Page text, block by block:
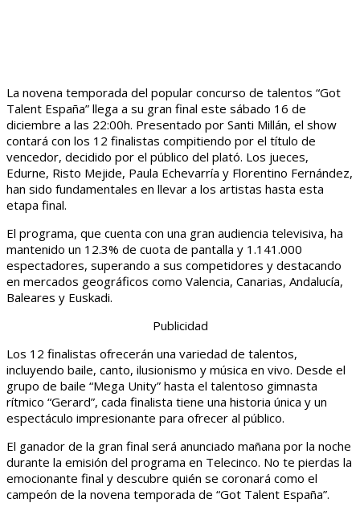
La novena temporada del popular concurso de talentos “Got
Talent España” llega a su gran final este sábado 16 de
diciembre a las 22:00h. Presentado por Santi Millán, el show
contará con los 12 finalistas compitiendo por el título de
vencedor, decidido por el público del plató. Los jueces,
Edurne, Risto Mejide, Paula Echevarría y Florentino Fernández,
han sido fundamentales en llevar a los artistas hasta esta
etapa final.
El programa, que cuenta con una gran audiencia televisiva, ha
mantenido un 12.3% de cuota de pantalla y 1.141.000
espectadores, superando a sus competidores y destacando
en mercados geográficos como Valencia, Canarias, Andalucía,
Baleares y Euskadi.
Publicidad
Los 12 finalistas ofrecerán una variedad de talentos,
incluyendo baile, canto, ilusionismo y música en vivo. Desde el
grupo de baile “Mega Unity” hasta el talentoso gimnasta
rítmico “Gerard”, cada finalista tiene una historia única y un
espectáculo impresionante para ofrecer al público.
El ganador de la gran final será anunciado mañana por la noche
durante la emisión del programa en Telecinco. No te pierdas la
emocionante final y descubre quién se coronará como el
campeón de la novena temporada de “Got Talent España”.